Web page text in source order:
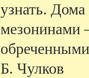
узнать.
мезонинами
Б. Чулков